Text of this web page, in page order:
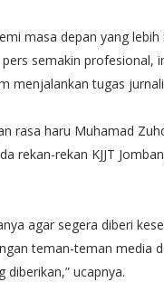
masa depan yang lebih
semakin profesional,
menjalankan tugas
rasa haru Muhamad
rekan-rekan KJJT
agar segera diberi
teman-teman media
diberikan,” ucapnya.